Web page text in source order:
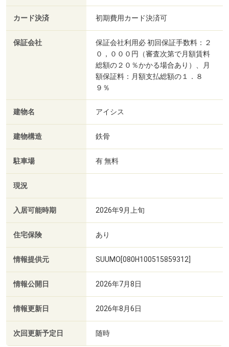
カード決済 初期費用カード決済可
保証会社
保証会社利用必 初回保証手数料：２
０，０００円（審査次第で月額賃料
総額の２０％かかる場合あり）、月
額保証料：月額支払総額の１．８
９％
建物名 アイシス
建物構造 鉄骨
駐車場 有 無料
現況
入居可能時期 2026年9月上旬
住宅保険 あり
情報提供元 SUUMO[080H100515859312]
情報公開日 2026年7月8日
情報更新日 2026年8月6日
次回更新予定日 随時